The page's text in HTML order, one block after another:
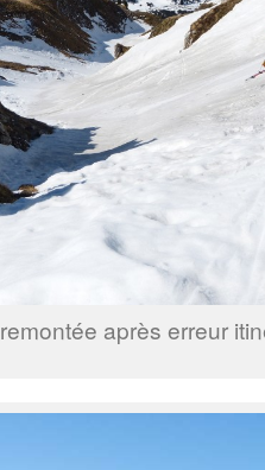
remontée après erreur